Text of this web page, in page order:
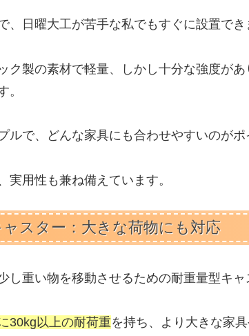
、日曜大工が苦手な私でもすぐに設置でき
ク製の素材で軽量、しかし十分な強度が
。
ルで、どんな家具にも合わせやすいのがポ
実用性も兼ね備えています。
ャスター：大きな荷物にも対応
し重い物を移動させるための耐重量型キャ
30kg以上の耐荷重を持ち、より大きな家